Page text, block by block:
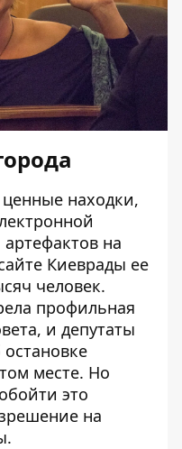
находки,
на
Киеврады ее
человек.
профильная
и депутаты
месте. Но
это
на